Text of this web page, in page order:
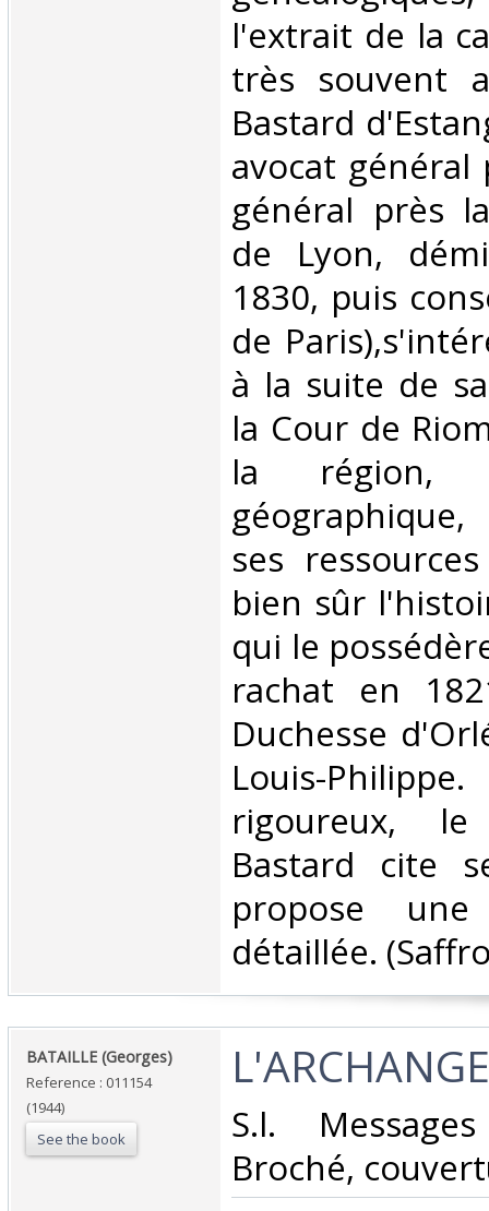
l'extrait de la
très souvent
Bastard
avocat
général près
de Lyon,
1830, puis
de
à la suite de
la Cour de
la région,
ses
bien sûr
qui le
rachat en
Duchesse
Louis-
rigoureux,
Bastard cite
propose une
détaillée.
‎BATAILLE (Georges)‎
Reference : 011154
(1944)
See the book
‎S.l.
Broché,